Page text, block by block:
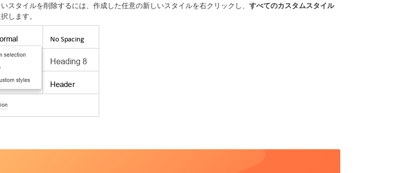
スタイルを削除するには、作成した任意の新しいスタイルを右クリックし、 すべてのカスタムスタイル
します。